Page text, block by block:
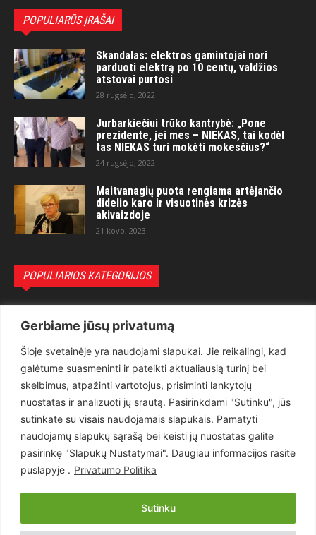
Gerbiame jūsų privatumą
Šioje svetainėje yra naudojami slapukai. Jie reikalingi, kad
galėtume suasmeninti ir pateikti aktualiausią turinį bei
skelbimus, atpažinti vartotojus, prisiminti lankytojų
nuostatas ir analizuoti jų srautą. Pasirinkdami "Sutinku", jūs
sutinkate su visais naudojamais slapukais. Pamatyti
naudojamų slapukų sąrašą bei keisti jų nuostatas galite
pasirinkę "Slapukų Nustatymai". Daugiau informacijos rasite
puslapyje . Privatumo Politika
Sutinku
POPULIARŪS ĮRAŠAI
Skandalas: elektros gamintojai nori
parduoti elektrą po 10 centų, valdžios
atstovai purtosi
28 rugsėjo, 2022
Jurbarkiečiui trūko kantrybė: „Pone
prezidente, jei mes – NIEKAS, tai kodėl
tas NIEKAS turi mokėti mokesčius?“
24 rugsėjo, 2022
Maitvanagių puota rengiama artėjančio
didelio karo ir visuotinės krizės
akivaizdoje
21 kovo, 2023
POPULIARIOS KATEGORIJOS
Teisėsauga
1497
Aktualu
Lietuva
619
Pasaulis
Статьи на русском
Articles in english